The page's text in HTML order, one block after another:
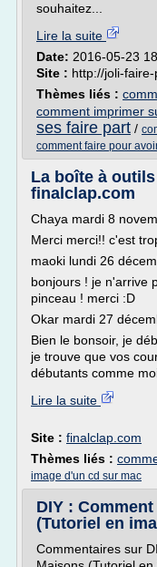
souhaitez...
Lire la suite
Date: 2016-05-23
Site : http://joli-
Thèmes liés :
comment imprimer
ses faire part /
comment faire pour
La boîte à
finalclap.com
Chaya mardi 8
Merci merci!! c'est
maoki lundi 26
bonjours ! je n'arrive
pinceau ! merci :D
Okar mardi 27
Bien le bonsoir, je
je trouve que vos
débutants comme
Lire la suite
Site : finalclap.com
Thèmes liés :
image d'un cd sur mac
DIY :
(Tutoriel en
Commentaires sur